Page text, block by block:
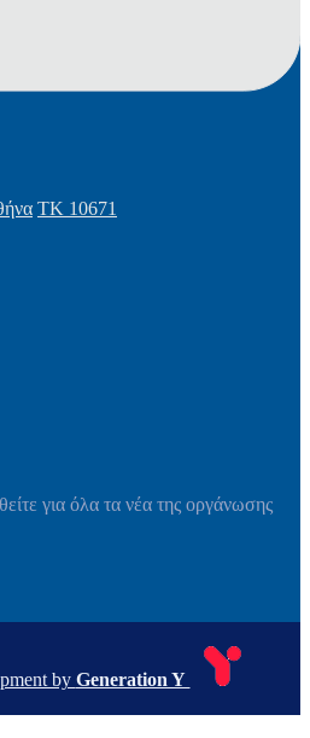
ΤΚ 10671
για όλα τα νέα της οργάνωσης
by Generation Y